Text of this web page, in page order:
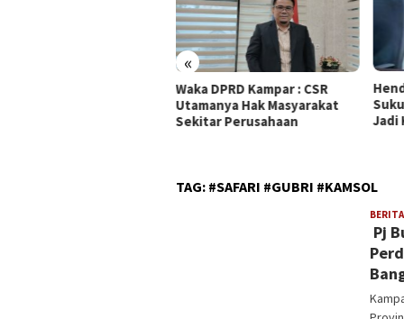
«
Hendri Domo : Keberagaman
Suku dan Budaya di Kampar
Jadi Kekuatan Persaudaraan
TAG: #SAFARI #GUBRI #KAMSOL
BERITA
Pj